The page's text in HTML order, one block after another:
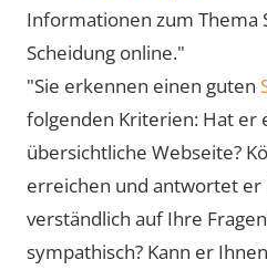
Informationen zum Thema
Scheidung online."
"Sie erkennen einen guten
folgenden Kriterien: Hat er
übersichtliche Webseite?
erreichen und antwortet er
verständlich auf Ihre
sympathisch? Kann er